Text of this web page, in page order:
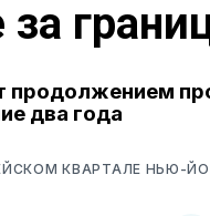
продолжением
два года
КВАРТАЛЕ НЬЮ-